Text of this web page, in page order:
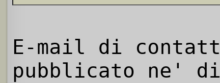
E-mail di
pubblicato ne'